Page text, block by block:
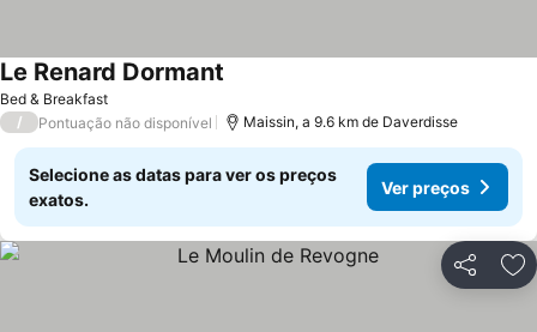
Bed & Breakfast
Le Renard Dormant
/ Pontuação não disponível Maissin, a 9.6 km de Daverdisse
Selecione as datas para ver os preços
exatos.
Ver preços
Partilhar